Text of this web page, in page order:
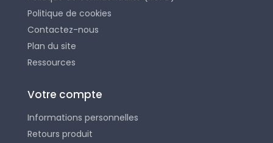
Politique de cookies
Contactez-nous
Plan du site
Ressources
Votre compte
Informations personnelles
Retours produit